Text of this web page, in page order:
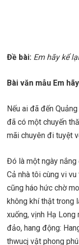
Đề bài: Em hãy kể
Bài văn mẫu Em
Nếu ai đã đến
đã có một chuyến
mãi chuyên đi tuyệt
Đó là một ngày nắng
Cả nhà tôi cùng vi
cũng háo hức chờ
không khí thật trong
xuống, vịnh Hạ
đảo, hang động:
thwucj vật phong